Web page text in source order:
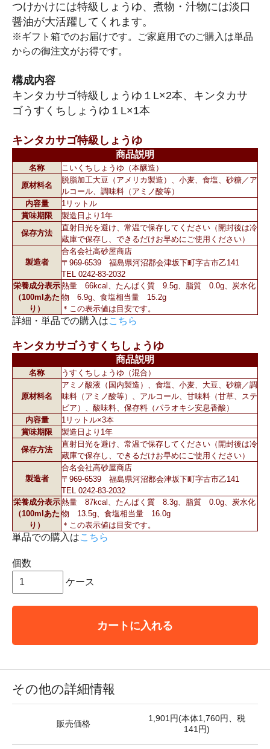
つけかけには特級しょうゆ、煮物・汁物には淡口
醤油が大活躍してくれます。
※ギフト箱でのお届けです。ご家庭用でのご購入は単品
からの御注文がお得です。
構成内容
キンタカサゴ特級しょうゆ１L×2本、キンタカサ
ゴうすくちしょうゆ１L×1本
キンタカサゴ特級しょうゆ
商品説明
名称
こいくちしょうゆ（本醸造）
原材料名
脱脂加工大豆（アメリカ製造）、小麦、食塩、砂糖／ア
ルコール、調味料（アミノ酸等）
内容量
1リットル
賞味期限
製造日より1年
保存方法
直射日光を避け、常温で保存してください（開封後は冷
蔵庫で保存し、できるだけお早めにご使用ください）
製造者
合名会社高砂屋商店
〒969-6539 福島県河沼郡会津坂下町字古市乙141
TEL 0242-83-2032
栄養成分表示
（100mlあた
り）
熱量 66kcal、たんぱく質 9.5g、脂質 0.0g、炭水化
物 6.9g、食塩相当量 15.2g
＊この表示値は目安です。
詳細・単品での購入はこちら
キンタカサゴうすくちしょうゆ
商品説明
名称 うすくちしょうゆ（混合）
原材料名
アミノ酸液（国内製造）、食塩、小麦、大豆、砂糖／調
味料（アミノ酸等）、アルコール、甘味料（甘草、ステ
ビア）、酸味料、保存料（パラオキシ安息香酸）
内容量
1リットル×3本
賞味期限
製造日より1年
保存方法
直射日光を避け、常温で保存してください（開封後は冷
蔵庫で保存し、できるだけお早めにご使用ください）
製造者
合名会社高砂屋商店
〒969-6539 福島県河沼郡会津坂下町字古市乙141
TEL 0242-83-2032
栄養成分表示
（100mlあた
り）
熱量 87kcal、たんぱく質 8.3g、脂質 0.0g、炭水化
物 13.5g、食塩相当量 16.0g
＊この表示値は目安です。
単品での購入はこちら
個数
ケース
カートに入れる
その他の詳細情報
販売価格
1,901円(本体1,760円、税
141円)